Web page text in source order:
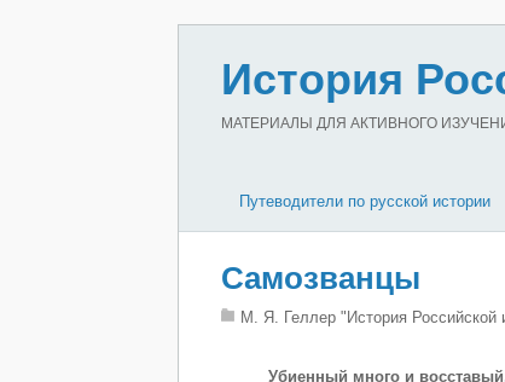
История
МАТЕРИАЛЫ ДЛЯ АКТИВНОГО
Путеводители по русской истории
Самозванцы
М. Я. Геллер "История Российской
Убиенный много и